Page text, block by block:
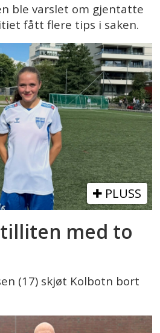
ble varslet om gjentatte
fått flere tips i saken.
PLUSS
med to
(17) skjøt Kolbotn bort